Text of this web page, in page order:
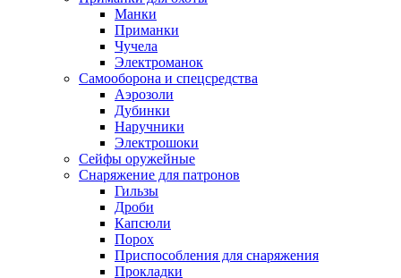
Манки
Приманки
Чучела
Электроманок
Самооборона и спецсредства
Аэрозоли
Дубинки
Наручники
Электрошоки
Сейфы оружейные
Снаряжение для патронов
Гильзы
Дроби
Капсюли
Порох
Приспособления для снаряжения
Прокладки